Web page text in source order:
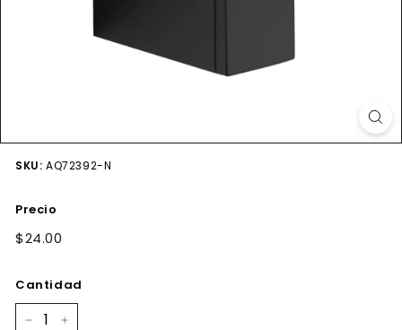
SKU: AQ72392-N
Precio
Precio
$24.00
Cantidad